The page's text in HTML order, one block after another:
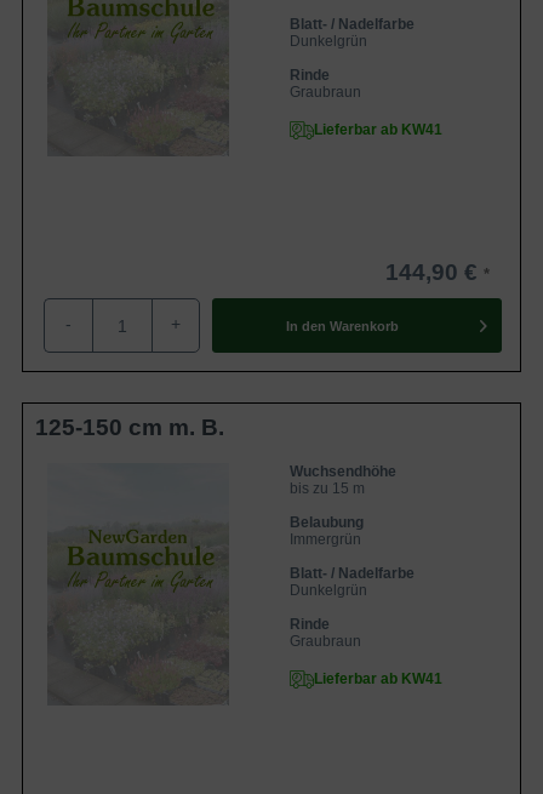
Blatt- / Nadelfarbe
Dunkelgrün
Rinde
Graubraun
Lieferbar ab KW41
144,90 €
- + In den Warenkorb
125-150 cm m. B.
Wuchsendhöhe
bis zu 15 m
Belaubung
Immergrün
Blatt- / Nadelfarbe
Dunkelgrün
Rinde
Graubraun
Lieferbar ab KW41